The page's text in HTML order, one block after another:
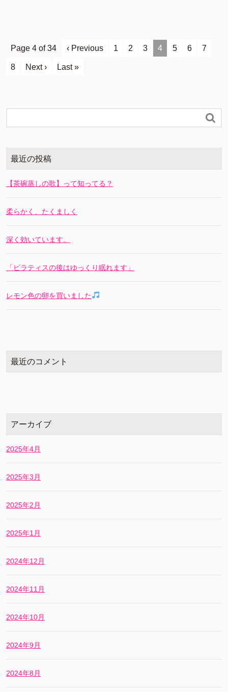
Page 4 of 34 ‹ Previous 1 2 3 4 5 6 7
8 Next › Last »

最近の投稿
【茶碗蒸しの歌】って知ってる？
柔らかく、たくましく
深く効いています。
「ピラティスの後はゆっくり眠れます」
レモン色の卵を買いました
最近のコメント
アーカイブ
2025年4月
2025年3月
2025年2月
2025年1月
2024年12月
2024年11月
2024年10月
2024年9月
2024年8月